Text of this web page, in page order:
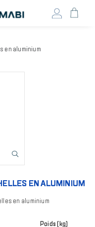
en aluminium
EN ALUMINIUM
en aluminium
Poids (kg)